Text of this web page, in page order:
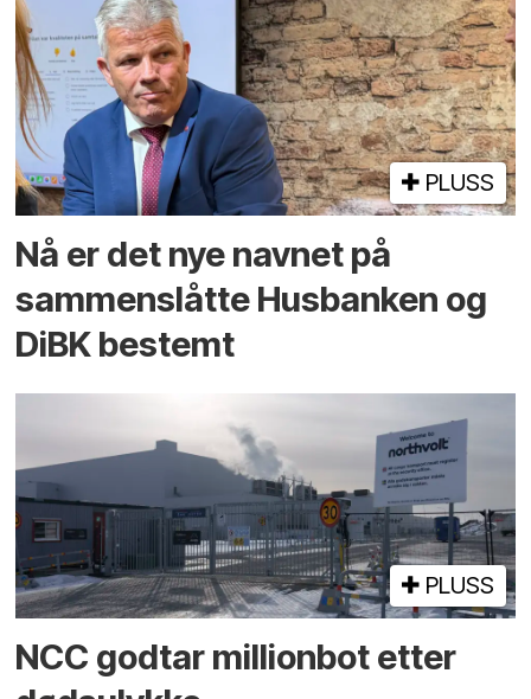
PLUSS
Nå er det nye navnet på
sammenslåtte Husbanken og
DiBK bestemt
PLUSS
NCC godtar millionbot etter